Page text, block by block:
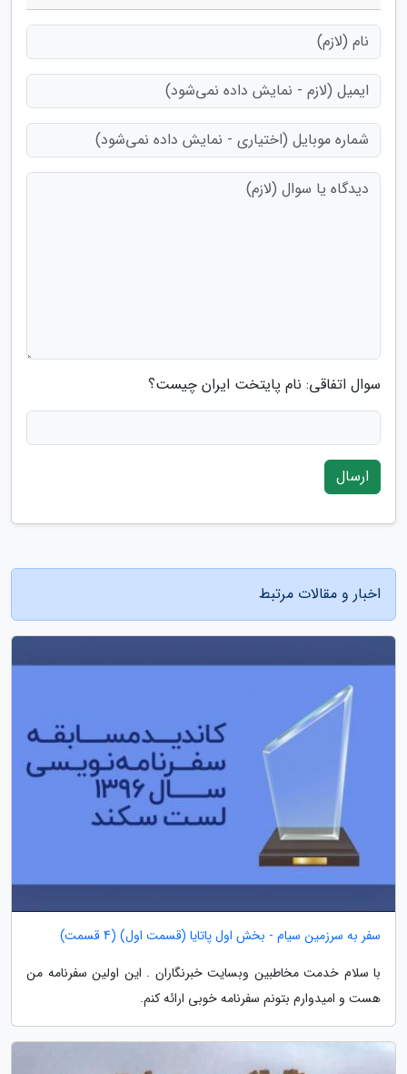
سوال اتفاقی: نام پایتخت ایران چیست؟
ارسال
اخبار و مقالات مرتبط
سفر به سرزمین سیام - بخش اول پاتایا (قسمت اول) (4 قسمت)
با سلام خدمت مخاطبین وبسایت خبرنگاران . این اولین سفرنامه من
هست و امیدوارم بتونم سفرنامه خوبی ارائه کنم.